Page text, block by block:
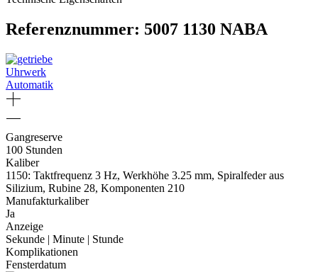
Referenznummer: 5007 1130 NABA
Uhrwerk
Automatik
Gangreserve
100 Stunden
Kaliber
1150: Taktfrequenz 3 Hz, Werkhöhe 3.25 mm, Spiralfeder aus
Silizium, Rubine 28, Komponenten 210
Manufakturkaliber
Ja
Anzeige
Sekunde | Minute | Stunde
Komplikationen
Fensterdatum